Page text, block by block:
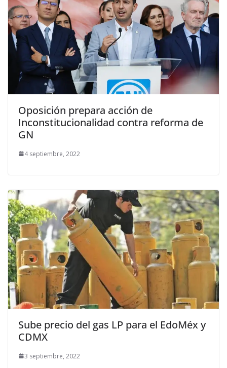
Oposición prepara acción de
Inconstitucionalidad contra reforma de
GN
4 septiembre, 2022
Sube precio del gas LP para el EdoMéx y
CDMX
3 septiembre, 2022